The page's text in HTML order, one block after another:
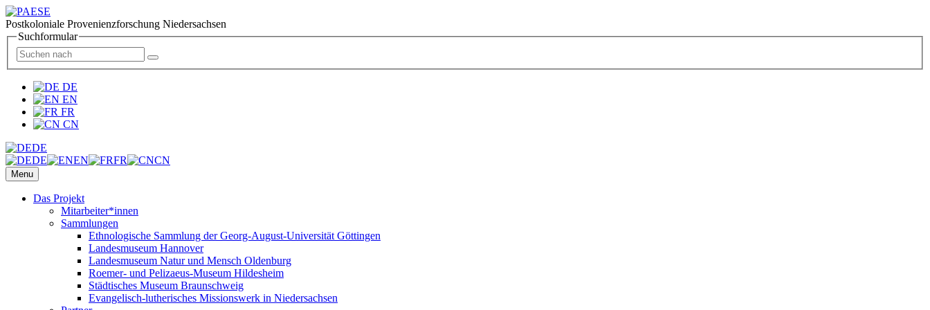
Postkoloniale Provenienzforschung Niedersachsen
Suchformular
DE
EN
FR
CN
DE
DE
EN FR CN
Menu
Das Projekt
Mitarbeiter*innen
Sammlungen
Ethnologische Sammlung der Georg-August-Universität Göttingen
Landesmuseum Hannover
Landesmuseum Natur und Mensch Oldenburg
Roemer- und Pelizaeus-Museum Hildesheim
Städtisches Museum Braunschweig
Evangelisch-lutherisches Missionswerk in Niedersachsen